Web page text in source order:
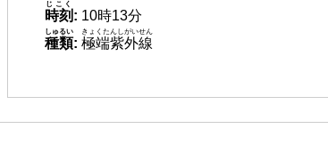
時刻
じこく
: 10時13分
種類
しゅるい
: 極端紫外線
きょくたんしがいせん